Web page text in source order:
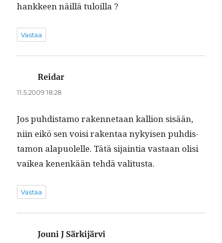
han­kkeen näil­lä tuloilla ?
Vastaa
Reidar
11.5.2009 18:28
Jos puhdis­ta­mo raken­netaan kallion sisään,
niin eikö sen voisi rak­en­taa nykyisen puhdis­
ta­mon ala­puolelle. Tätä sijain­tia vas­taan olisi
vaikea kenenkään tehdä valitusta.
Vastaa
Jouni J Särkijärvi